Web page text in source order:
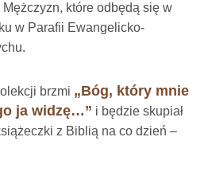
które odbędą się w
w Parafii Ewangelicko-
brzmi „Bóg, który mnie
ja widzę…” i będzie skupiał
z Biblią na co dzień –